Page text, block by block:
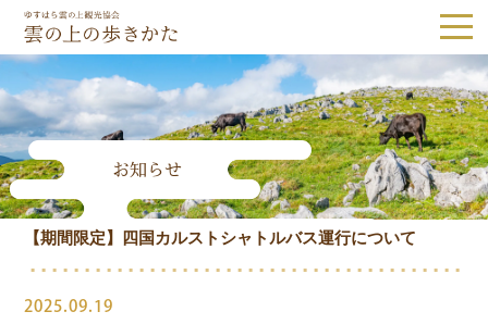
Tel.0889-65-1187
森林・自然
ゆすはら雲の上観光協会｜雲の上の歩き
お知らせ
【期間限定】四国カルストシャトルバス運行について
2025.09.19